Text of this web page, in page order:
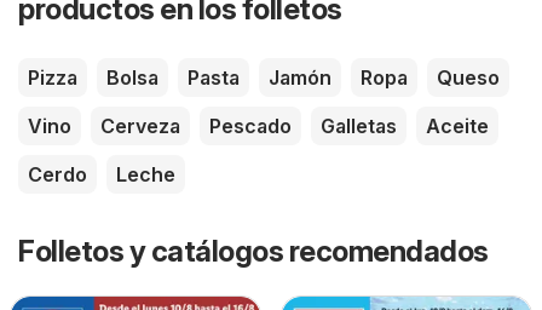
productos en los folletos
Pizza Bolsa Pasta Jamón Ropa
Queso
Vino
Cerveza Pescado Galletas
Aceite
Cerdo
Leche
Folletos y catálogos recomendados